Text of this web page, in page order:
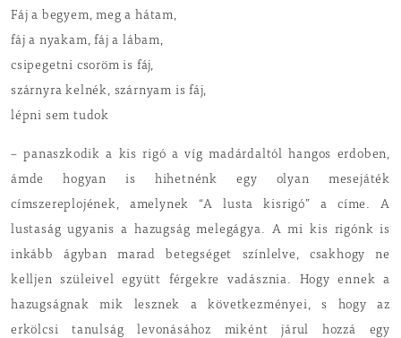
Fáj a begyem, meg a hátam,
fáj a nyakam, fáj a lábam,
csipegetni csoröm is fáj,
szárnyra kelnék, szárnyam is fáj,
lépni sem tudok
– panaszkodik a kis rigó a víg madárdaltól hangos erdoben,
ámde hogyan is hihetnénk egy olyan mesejáték
címszereplojének, amelynek “A lusta kisrigó” a címe. A
lustaság ugyanis a hazugság melegágya. A mi kis rigónk is
inkább ágyban marad betegséget színlelve, csakhogy ne
kelljen szüleivel együtt férgekre vadásznia. Hogy ennek a
hazugságnak mik lesznek a következményei, s hogy az
erkölcsi tanulság levonásához miként járul hozzá egy